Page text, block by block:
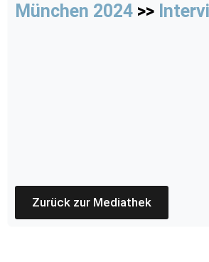
München 2024 >>
Zurück zur Mediathek